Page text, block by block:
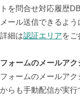
トを問合せ対応履歴
メール送信できるよ
詳細は認証エリアをご
フォームのメールア
フォームのメールア
からも手動配信が実行